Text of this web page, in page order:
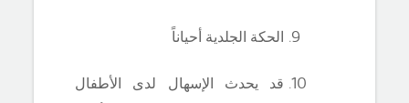
الحكة الجلدية أحياناً
قد يحدث الإسهال لدى الأطفال